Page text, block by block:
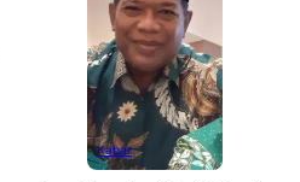
Kabar